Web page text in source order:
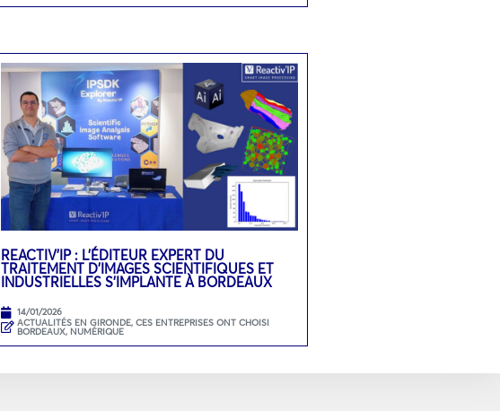
REACTIV’IP : L’ÉDITEUR EXPERT DU
TRAITEMENT D’IMAGES SCIENTIFIQUES ET
INDUSTRIELLES S’IMPLANTE À BORDEAUX
14/01/2026
ACTUALITÉS EN GIRONDE, CES ENTREPRISES ONT CHOISI
BORDEAUX, NUMÉRIQUE